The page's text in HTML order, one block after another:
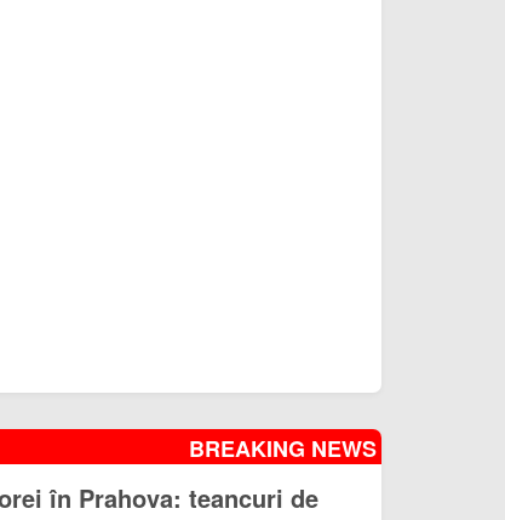
BREAKING NEWS
în Prahova: teancuri de